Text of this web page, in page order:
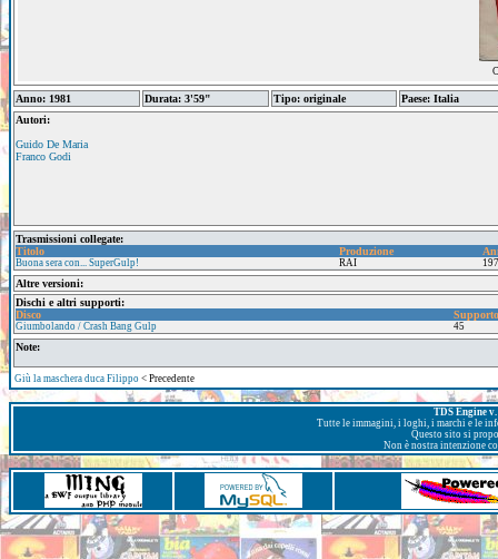
Anno: 1981 Durata: 3'59" Tipo: originale
Paese: Italia
Autori:
Guido De Maria
Franco Godi
Trasmissioni collegate:
Titolo
Produzione
Buona sera con... SuperGulp! RAI
Altre versioni:
Dischi e altri supporti:
Disco
Supporto
Giumbolando / Crash Bang Gulp 45
Note:
Giù la maschera duca Filippo < Precedente
TDS Engine
Tutte le immagini, i loghi, i marchi e le
Questo sito si
Non è nostra intenzione